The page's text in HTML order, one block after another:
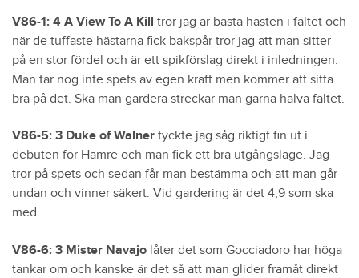
V86-1: 4 A View To A Kill tror jag är bästa hästen i fältet och
när de tuffaste hästarna fick bakspår tror jag att man sitter
på en stor fördel och är ett spikförslag direkt i inledningen.
Man tar nog inte spets av egen kraft men kommer att sitta
bra på det. Ska man gardera streckar man gärna halva fältet.
V86-5: 3 Duke of Walner tyckte jag såg riktigt fin ut i
debuten för Hamre och man fick ett bra utgångsläge. Jag
tror på spets och sedan får man bestämma och att man går
undan och vinner säkert. Vid gardering är det 4,9 som ska
med.
V86-6: 3 Mister Navajo låter det som Gocciadoro har höga
tankar om och kanske är det så att man glider framåt direkt